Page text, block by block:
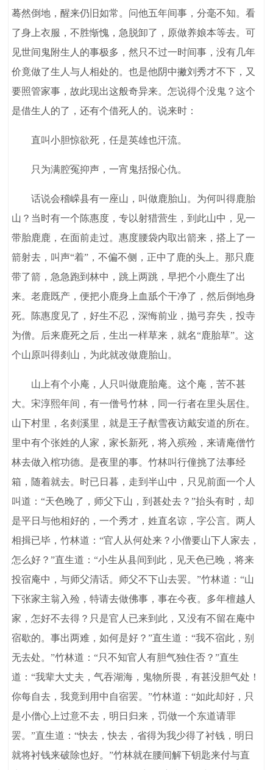
蓦然倒地，醒来仍旧如常。问他五年间事，分毫不知。看
了身上衣服，不胜惭愧，急脱卸了，原做养娘本等去。可
见世间鬼附生人的事极多，然只不过一时间事，没有几年
价竟做了生人与人相处的。也是他阴中撇刘秀才不下，又
要照管家事，故此现出这般奇异来。怎说得个没鬼？这个
是借生人的了，还有个借死人的。说来时：
直叫小胆惊欲死，任是英雄也汗流。
只为满腔冤抑声，一宵鬼括报心仇。
话说会稽嵘县有一座山，叫做鹿胎山。为何叫得鹿胎
山？当时有一个陈惠度，专以射猎营生，到此山中，见一
带胎鹿鹿，在面前走过。惠度腰袋内取出箭来，搭上了一
箭射去，叫声“着”，不偏不侧，正中了鹿的头上。那只鹿
带了箭，急急跑到林中，跳上两跳，早把个小鹿生了出
来。老鹿既产，便把小鹿身上血舐个干净了，然后倒地身
死。陈惠度见了，好生不忍，深悔前业，抛弓弃失，投寺
为僧。后来鹿死之后，生出一样草来，就名“鹿胎草”。这
个山原叫得剡山，为此就改做鹿胎山。
山上有个小庵，人只叫做鹿胎庵。这个庵，苦不甚
大。宋淳熙年间，有一僧号竹林，同一行者在里头居住。
山下村里，名剡溪里，就是王子猷雪夜访戴安道的所在。
里中有个张姓的人家，家长新死，将入殡殓，来请庵僧竹
林去做入棺功德。是夜里的事。竹林叫行僮挑了法事经
箱，随着就去。时已日暮，走到半山中，只见前面一个人
叫道：“天色晚了，师父下山，到甚处去？”抬头有时，却
是平日与他相好的，一个秀才，姓直名谅，字公言。两人
相揖已毕，竹林道：“官人从何处来？小僧要山下人家去，
怎么好？”直生道：“小生从县间到此，见天色已晚，将来
投宿庵中，与师父清话。师父不下山去罢。”竹林道：“山
下张家主翁入殓，特请去做佛事，事在今夜。多年檀越人
家，怎好不去得？只是官人已来到此，又没有不留在庵中
宿歇的。事出两难，如何是好？”直生道：“我不宿此，别
无去处。”竹林道：“只不知官人有胆气独住否？”直生
道：“我辈大丈夫，气吞湖海，鬼物所畏，有甚没胆气处！
你每自去，我竟到用中自宿罢。”竹林道：“如此却好，只
是小僧心上过意不去，明日归来，罚做一个东道请罪
罢。”直生道：“快去，快去，省得为我少得了衬钱，明日
就将衬钱来破除也好。”竹林就在腰间解下钥匙来付与直